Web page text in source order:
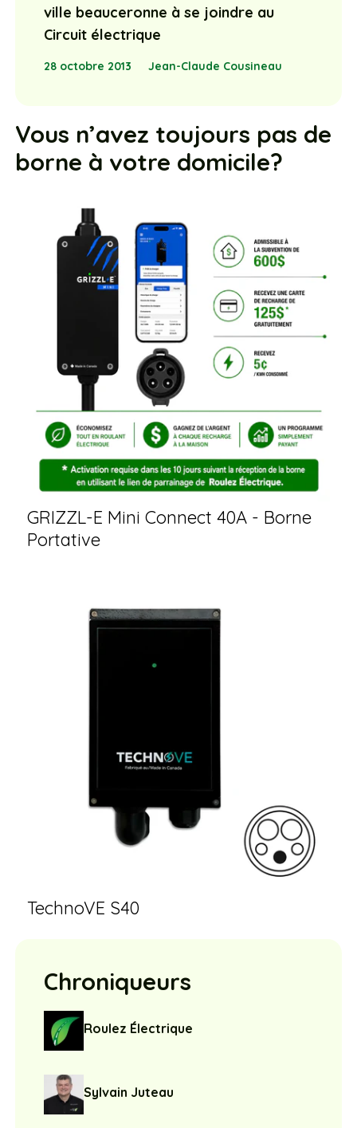
ville beauceronne à se joindre au
Circuit électrique
28 octobre 2013 Jean-Claude Cousineau
Vous n’avez toujours pas de
borne à votre domicile?
GRIZZL-E Mini Connect 40A - Borne
Portative
TechnoVE S40
Chroniqueurs
Roulez Électrique
Sylvain Juteau